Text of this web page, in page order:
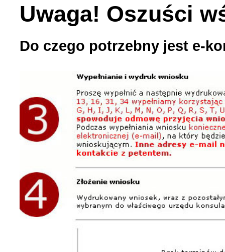
Uwaga! Oszuści
Do czego potrzebny jest e-